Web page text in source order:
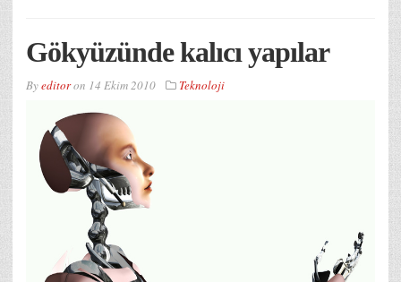
Gökyüzünde kalıcı yapılar
Byeditoron 14 Ekim 2010 Teknoloji